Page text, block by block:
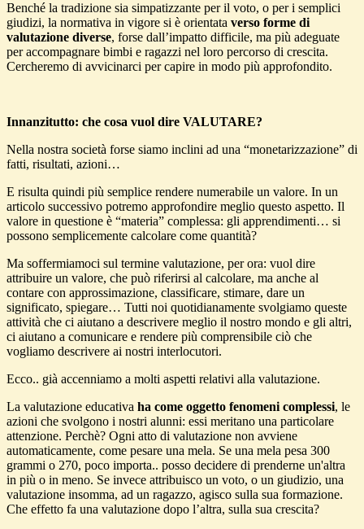
Benché la tradizione sia simpatizzante per il voto, o per i semplici
giudizi, la normativa in vigore si è orientata verso forme di
valutazione diverse, forse dall’impatto difficile, ma più adeguate
per accompagnare bimbi e ragazzi nel loro percorso di crescita.
Cercheremo di avvicinarci per capire in modo più approfondito.
Innanzitutto: che cosa vuol dire VALUTARE?
Nella nostra società forse siamo inclini ad una “monetarizzazione” di
fatti, risultati, azioni…
E risulta quindi più semplice rendere numerabile un valore. In un
articolo successivo potremo approfondire meglio questo aspetto. Il
valore in questione è “materia” complessa: gli apprendimenti… si
possono semplicemente calcolare come quantità?
Ma soffermiamoci sul termine valutazione, per ora: vuol dire
attribuire un valore, che può riferirsi al calcolare, ma anche al
contare con approssimazione, classificare, stimare, dare un
significato, spiegare… Tutti noi quotidianamente svolgiamo queste
attività che ci aiutano a descrivere meglio il nostro mondo e gli altri,
ci aiutano a comunicare e rendere più comprensibile ciò che
vogliamo descrivere ai nostri interlocutori.
Ecco.. già accenniamo a molti aspetti relativi alla valutazione.
La valutazione educativa ha come oggetto fenomeni complessi, le
azioni che svolgono i nostri alunni: essi meritano una particolare
attenzione. Perchè? Ogni atto di valutazione non avviene
automaticamente, come pesare una mela. Se una mela pesa 300
grammi o 270, poco importa.. posso decidere di prenderne un'altra
in più o in meno. Se invece attribuisco un voto, o un giudizio, una
valutazione insomma, ad un ragazzo, agisco sulla sua formazione.
Che effetto fa una valutazione dopo l’altra, sulla sua crescita?